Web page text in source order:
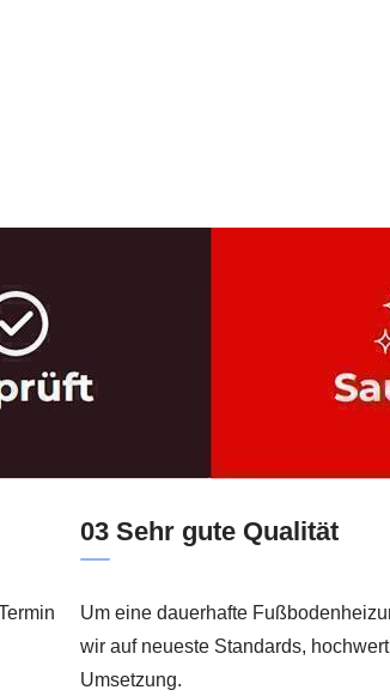
03 Sehr gute Qualität
Um eine dauerhafte
wir auf neueste Standards,
Umsetzung.